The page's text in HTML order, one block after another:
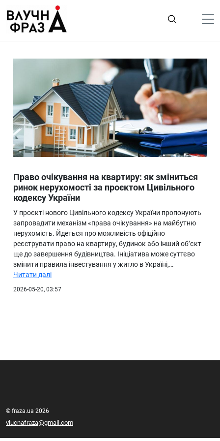
содержимому
Життя
Лайфстайл
ТехноНаука
Людина
Ukraine
Про нас
Право очікування на квартиру: як зміниться
ринок нерухомості за проєктом Цивільного
кодексу України
У проєкті нового Цивільного кодексу України пропонують
запровадити механізм «права очікування» на майбутню
нерухомість. Йдеться про можливість офіційно
реєструвати право на квартиру, будинок або інший об’єкт
ще до завершення будівництва. Ініціатива може суттєво
змінити правила інвестування у житло в Україні,…
Читати далі
2026-05-20, 03:57
© fraza.ua 2026
vlucnafraza@gmail.com